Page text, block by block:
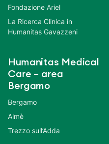
Fondazione Ariel
La Ricerca Clinica in
Humanitas Gavazzeni
Humanitas Medical
Care – area
Bergamo
Bergamo
Almè
Trezzo sull’Adda